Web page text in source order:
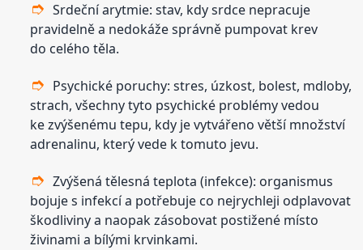
Srdeční arytmie: stav, kdy srdce nepracuje
pravidelně a nedokáže správně pumpovat krev
do celého těla.
Psychické poruchy: stres, úzkost, bolest, mdloby,
strach, všechny tyto psychické problémy vedou
ke zvýšenému tepu, kdy je vytvářeno větší množství
adrenalinu, který vede k tomuto jevu.
Zvýšená tělesná teplota (infekce): organismus
bojuje s infekcí a potřebuje co nejrychleji odplavovat
škodliviny a naopak zásobovat postižené místo
živinami a bílými krvinkami.